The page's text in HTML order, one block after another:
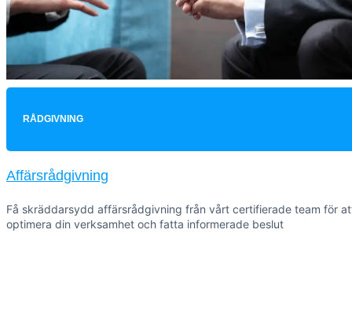
RÅDGIVNING
Affärsrådgivning
Få skräddarsydd affärsrådgivning från vårt certifierade team för
optimera din verksamhet och fatta informerade beslut